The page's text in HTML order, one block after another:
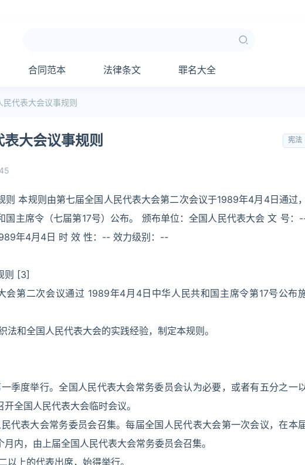
合同范本 法律条文 罪名大全
代表大会议事规则
大会议事规则 宪法
本规则由第七届全国人民代表大会第二次会议于1989年4月4日通过，
国主席令（七届第17号）公布。 颁布单位：全国人民代表大会 文 号：
年4月4日 时 效 性：-- 效力级别：--
则 [3]
会第二次会议通过 1989年4月4日中华人民共和国主席令第17号公布
和全国人民代表大会的实践经验，制定本规则。
季度举行。全国人民代表大会常务委员会认为必要，或者有五分之一
全国人民代表大会临时会议。
代表大会常务委员会召集。每届全国人民代表大会第一次会议，在本
内，由上届全国人民代表大会常务委员会召集。
上的代表出席，始得举行。